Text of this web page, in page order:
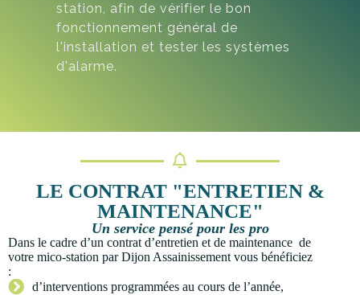
station, afin de vérifier le bon
fonctionnement général de
l'installation et tester les systèmes
d'alarme.
LE CONTRAT "ENTRETIEN &
MAINTENANCE"
Un service pensé pour les pro
Dans le cadre d’un contrat d’entretien et de maintenance de
votre mico-station par Dijon Assainissement vous bénéficiez
:
d’interventions programmées au cours de l’année,